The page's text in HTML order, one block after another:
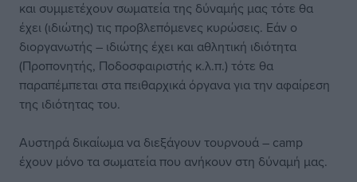
και συμμετέχουν σωματεία της δύναμής μας τότε θα
έχει (ιδιώτης) τις προβλεπόμενες κυρώσεις. Εάν ο
διοργανωτής – ιδιώτης έχει και αθλητική ιδιότητα
(Προπονητής, Ποδοσφαιριστής κ.λ.π.) τότε θα
παραπέμπεται στα πειθαρχικά όργανα για την αφαίρεση
της ιδιότητας του.
Αυστηρά δικαίωμα να διεξάγουν τουρνουά – camp
έχουν μόνο τα σωματεία που ανήκουν στη δύναμή μας.